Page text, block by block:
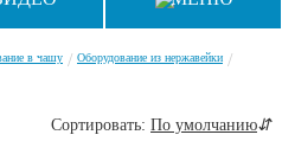
в чашу / Оборудование из нержавейки /
Сортировать: По умолчанию⇵